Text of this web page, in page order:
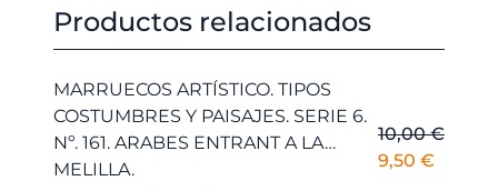
Productos relacionados
MARRUECOS ARTÍSTICO. TIPOS
COSTUMBRES Y PAISAJES. SERIE 6.
Nº. 161. ARABES ENTRANT A LA…
MELILLA.
10,00€
El
9,50 €